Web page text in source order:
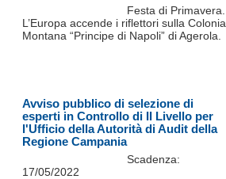
Festa di Primavera.
L’Europa accende i riflettori sulla Colonia
Montana “Principe di Napoli” di Agerola.
Avviso pubblico di selezione di
esperti in Controllo di II Livello per
l'Ufficio della Autorità di Audit della
Regione Campania
Scadenza:
17/05/2022